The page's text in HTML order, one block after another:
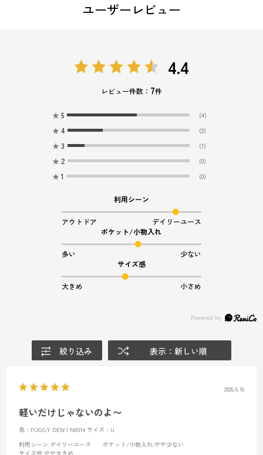
ユーザーレビュー
4.4
レビュー件数： 7件
★ 5 (4)
★ 4 (2)
★ 3 (1)
★ 2 (0)
★ 1 (0)
利用シーン
アウトドア
デイリーユース
ポケット/小物入れ
多い
少ない
サイズ感
大きめ 小さめ
絞り込み 表示：新しい順
2026.6.16
軽いだけじゃないのよ〜
色：FOGGY DEW | N8014 サイズ：U
利用シーン:デイリーユース ポケット/小物入れ:やや少ない
サイズ感:やや大きめ